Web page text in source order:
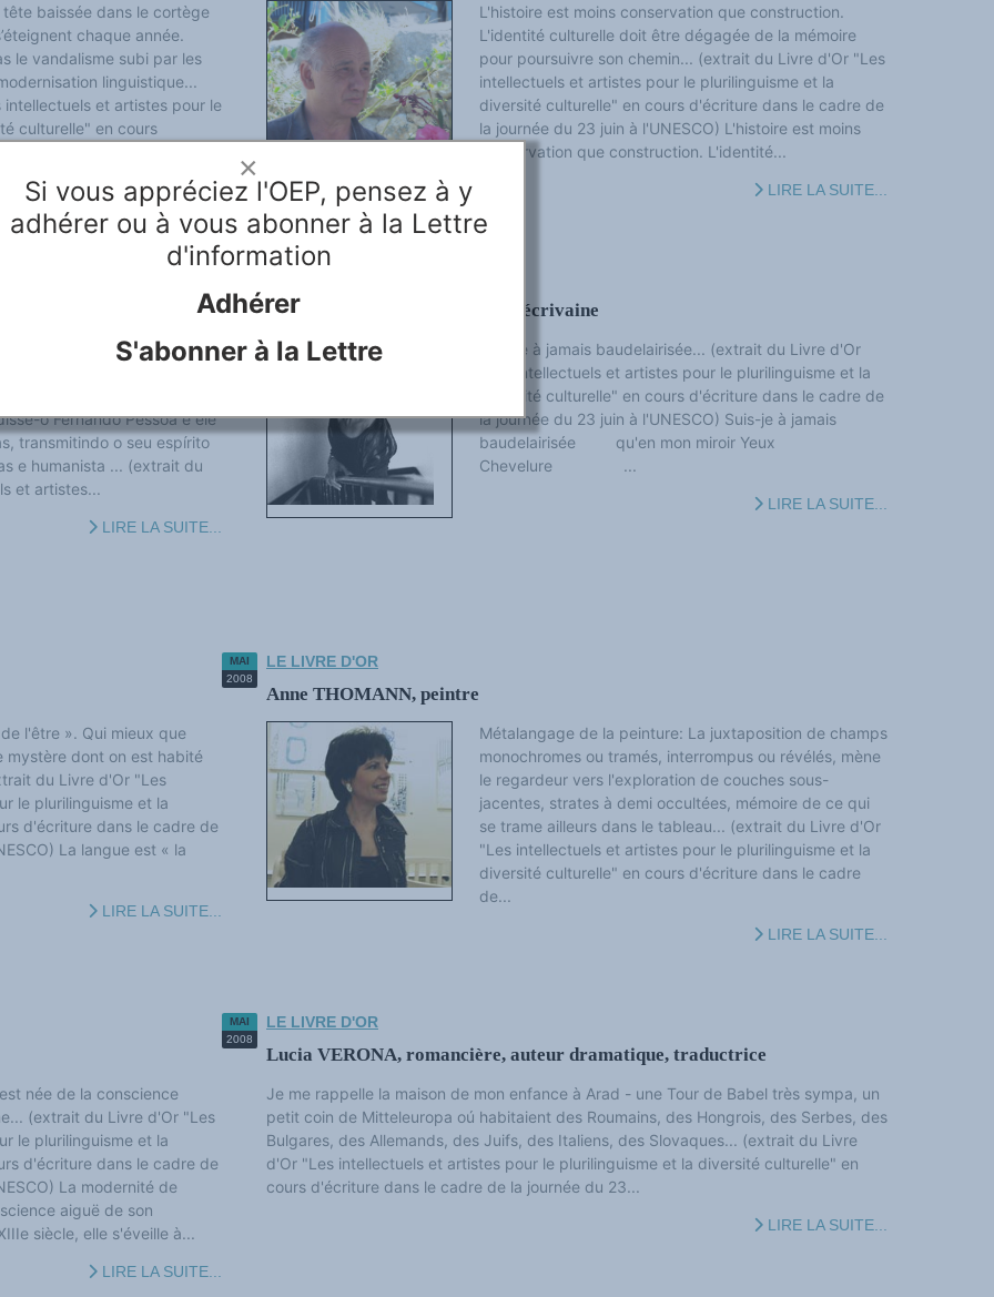
baissée dans le cortège
chaque année.
le vandalisme subi par les
linguistique...
et artistes pour le
culturelle" en cours
journée du 23 juin à...
LIRE LA SUITE...
L'histoire est moins conservation que construction.
L'identité culturelle doit être dégagée de la mémoire
pour poursuivre son chemin... (extrait du Livre d'Or "Les
intellectuels et artistes pour le plurilinguisme et la
diversité culturelle" en cours d'écriture dans le cadre de
la journée du 23 juin à l'UNESCO) L'histoire est moins
conservation que construction. L'identité...
LIRE LA SUITE...
» disse-o Fernando Pessoa e
transmitindo o seu
e humanista« A
o Fernando Pessoa e ele
transmitindo o seu espírito
e humanista ... (extrait du
et artistes...
LIRE LA SUITE...
2008
Azadée NICHAPOUR, poète et écrivaine
Suis-je à jamais baudelairisée... (extrait du Livre d'Or
"Les intellectuels et artistes pour le plurilinguisme et la
diversité culturelle" en cours d'écriture dans le cadre de
la journée du 23 juin à l'UNESCO) Suis-je à jamais
baudelairisée qu'en mon miroir Yeux
Chevelure ...
LIRE LA SUITE...
l'être ». Qui mieux que
mystère dont on est habité
du Livre d'Or "Les
le plurilinguisme et la
d'écriture dans le cadre de
La langue est « la
LIRE LA SUITE...
MAI
2008
LE LIVRE D'OR
Anne THOMANN, peintre
Métalangage de la peinture: La juxtaposition de champs
monochromes ou tramés, interrompus ou révélés, mène
le regardeur vers l'exploration de couches sous-
jacentes, strates à demi occultées, mémoire de ce qui
se trame ailleurs dans le tableau... (extrait du Livre d'Or
"Les intellectuels et artistes pour le plurilinguisme et la
diversité culturelle" en cours d'écriture dans le cadre
de...
LIRE LA SUITE...
née de la conscience
(extrait du Livre d'Or "Les
le plurilinguisme et la
d'écriture dans le cadre de
La modernité de
aiguë de son
siècle, elle s'éveille à...
LIRE LA SUITE...
MAI
2008
LE LIVRE D'OR
Lucia VERONA, romancière, auteur dramatique, traductrice
Je me rappelle la maison de mon enfance à Arad - une Tour de Babel très sympa, un
petit coin de Mitteleuropa oú habitaient des Roumains, des Hongrois, des Serbes, des
Bulgares, des Allemands, des Juifs, des Italiens, des Slovaques... (extrait du Livre
d'Or "Les intellectuels et artistes pour le plurilinguisme et la diversité culturelle" en
cours d'écriture dans le cadre de la journée du 23...
LIRE LA SUITE...
×
Si vous appréciez l'OEP, pensez à y
adhérer ou à vous abonner à la Lettre
d'information
Adhérer
S'abonner à la Lettre